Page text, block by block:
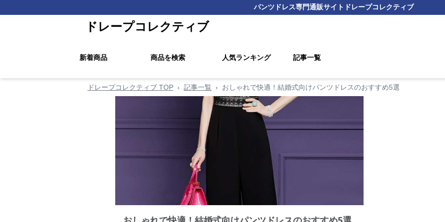
パンツドレス専門通販サイト ドレープコレクティブ
ドレープコレクティブ
新着商品 商品を検索 人気ランキング 記事一覧
ドレープコレクティブ TOP › 記事一覧 › おしゃれで快適！結婚式向けパンツドレスのおすすめ5選